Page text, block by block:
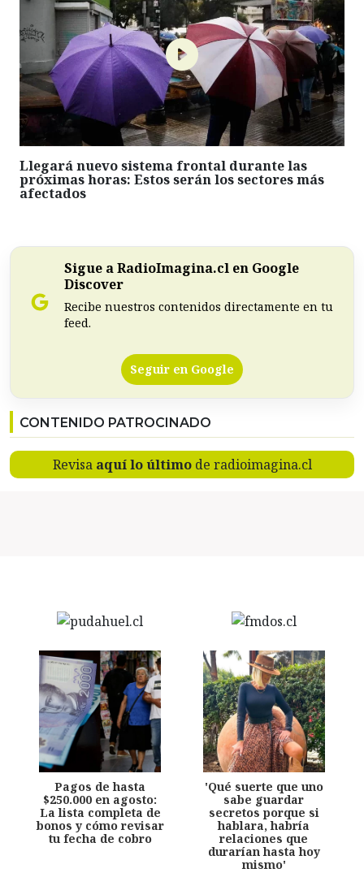
Llegará nuevo sistema frontal durante las
próximas horas: Estos serán los sectores más
afectados
Sigue a RadioImagina.cl en Google
Discover
Recibe nuestros contenidos directamente en tu
feed.
Seguir en Google
CONTENIDO PATROCINADO
Revisa aquí lo últimode radioimagina.cl
Pagos de hasta
$250.000 en agosto:
La lista completa de
bonos y cómo revisar
tu fecha de cobro
'Qué suerte que uno
sabe guardar
secretos porque si
hablara, habría
relaciones que
durarían hasta hoy
mismo'